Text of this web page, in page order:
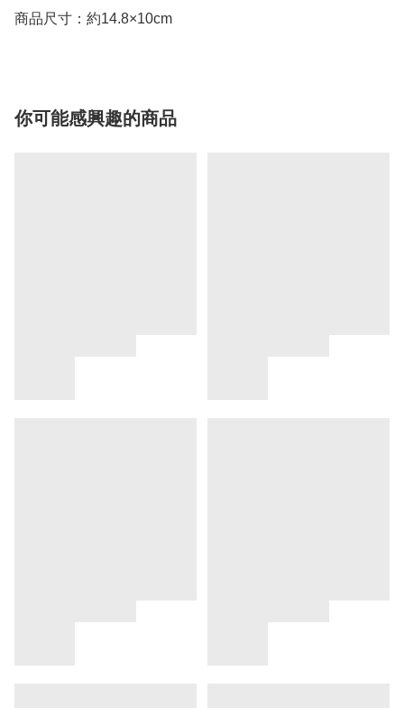
商品尺寸：約14.8×10cm
你可能感興趣的商品